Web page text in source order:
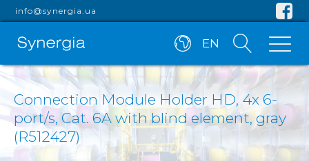
info@synergia.ua
EN
Connection Module Holder HD, 4x 6-
port/s, Cat. 6A with blind element, gray
(R512427)